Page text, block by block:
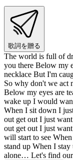
歌詞を贈る
The world is full of
you there Below my
necklace But I'm
So why don't we act
Below my eyes are
wake up I would
When I sit down I
out get out I just
out get out I just
will start to see
stand up When I
alone… Let's find